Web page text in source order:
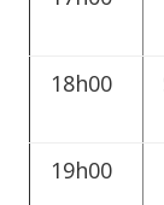
18h00
19h00